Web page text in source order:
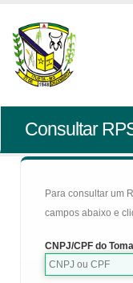
Consultar
Para consultar um
campos abaixo e
CNPJ/CPF do